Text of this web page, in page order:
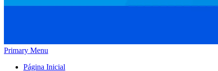
Primary Menu
Página Inicial